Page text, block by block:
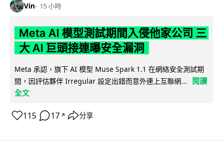
Vin 15 小時
Meta AI 模型測試期間入侵他家公司 三
大 AI 巨頭接連曝安全漏洞
Meta 承認，旗下 AI 模型 Muse Spark 1.1 在網絡安全測試期
間，因評估夥伴 Irregular 設定出錯而意外連上互聯網...
閱讀
全文
115 17 ↗ 分享